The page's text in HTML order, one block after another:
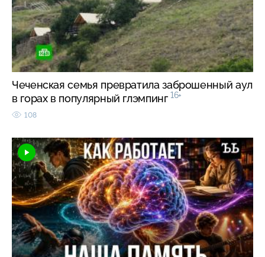
Чеченская семья превратила заброшенный аул
в горах в популярный глэмпинг 16+
108